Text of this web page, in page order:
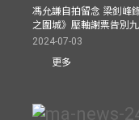
馮允謙自拍留念 梁釗峰
之圍城》壓軸謝票告別
2024-07-03
更多